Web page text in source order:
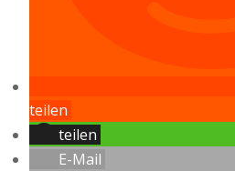
teilen
teilen
E-Mail